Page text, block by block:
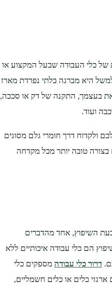
של כלי העבודה שבעל המקצוע או
היא מברגה בלתי נפרדת מארז
בעצמך, התקנה של דק או סככה,
ועוד.
ולקדוח דרך חומרי גלם מסוגים
טובה יותר מכל מקדחה
השיפוץ, אחד מהדברים
הם כלי עבודה איכותיים ללא
דרור כלי עבודה מספקים כלי
ארגזי כלים או כלים חשמליים,